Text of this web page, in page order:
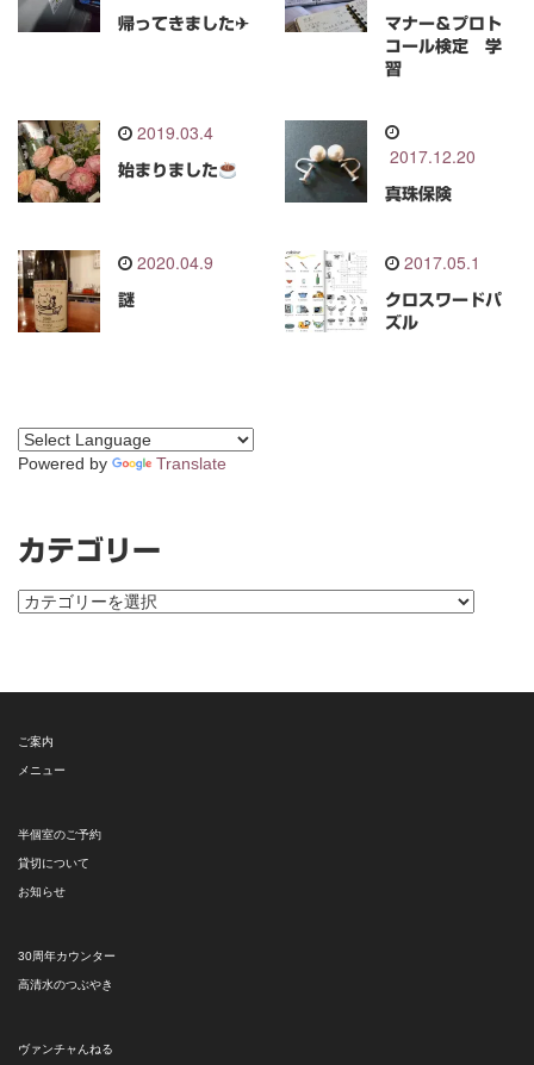
帰ってきました✈
マナー＆プロト
コール検定 学
習
2019.03.4
始まりました
2017.12.20
真珠保険
2020.04.9
謎
2017.05.1
クロスワードパ
ズル
Powered by Translate
カテゴリー
カ
ー
ご案内
メニュー
半個室のご予約
貸切について
お知らせ
30周年カウンター
高清水のつぶやき
ヴァンチャんねる